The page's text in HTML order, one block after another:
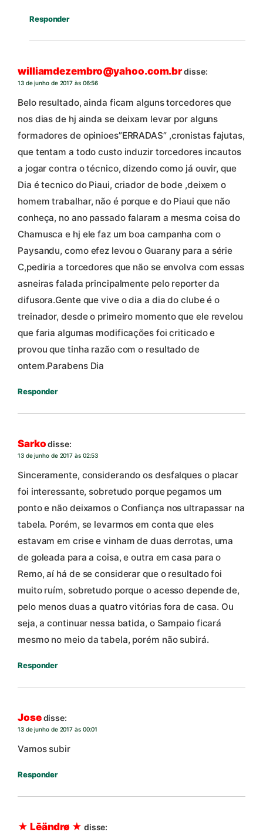
Responder
williamdezembro@yahoo.com.brdisse:
13 de junho de 2017 às 06:56
Belo resultado, ainda ficam alguns torcedores que
nos dias de hj ainda se deixam levar por alguns
formadores de opinioes”ERRADAS” ,cronistas fajutas,
que tentam a todo custo induzir torcedores incautos
a jogar contra o técnico, dizendo como já ouvir, que
Dia é tecnico do Piaui, criador de bode ,deixem o
homem trabalhar, não é porque e do Piaui que não
conheça, no ano passado falaram a mesma coisa do
Chamusca e hj ele faz um boa campanha com o
Paysandu, como efez levou o Guarany para a série
C,pediria a torcedores que não se envolva com essas
asneiras falada principalmente pelo reporter da
difusora.Gente que vive o dia a dia do clube é o
treinador, desde o primeiro momento que ele revelou
que faria algumas modificações foi criticado e
provou que tinha razão com o resultado de
ontem.Parabens Dia
Responder
Sarko disse:
13 de junho de 2017 às 02:53
Sinceramente, considerando os desfalques o placar
foi interessante, sobretudo porque pegamos um
ponto e não deixamos o Confiança nos ultrapassar na
tabela. Porém, se levarmos em conta que eles
estavam em crise e vinham de duas derrotas, uma
de goleada para a coisa, e outra em casa para o
Remo, aí há de se considerar que o resultado foi
muito ruím, sobretudo porque o acesso depende de,
pelo menos duas a quatro vitórias fora de casa. Ou
seja, a continuar nessa batida, o Sampaio ficará
mesmo no meio da tabela, porém não subirá.
Responder
Josedisse:
13 de junho de 2017 às 00:01
Vamos subir
Responder
★ Lēändrø ★ disse: